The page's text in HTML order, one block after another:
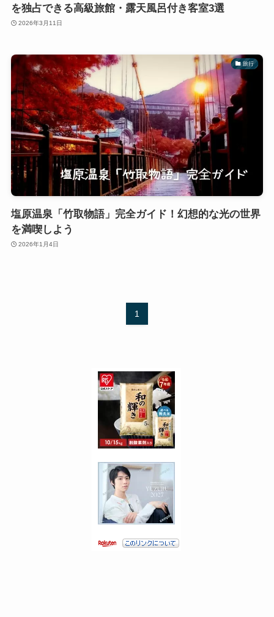
を独占できる高級旅館・露天風呂付き客室3選
2026年3月11日
旅行
塩原温泉「竹取物語」完全ガイド！幻想的な光の世界
を満喫しよう
2026年1月4日
1